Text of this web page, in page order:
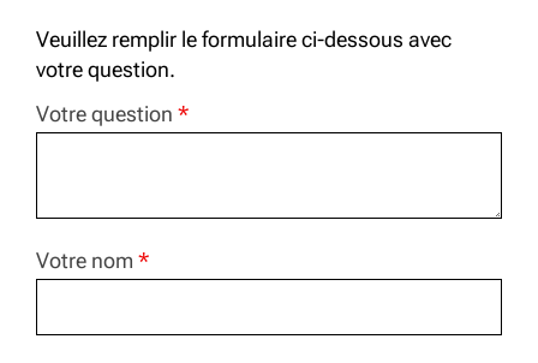
Veuillez remplir le formulaire ci-dessous avec
votre question.
Votre question *
Votre nom *